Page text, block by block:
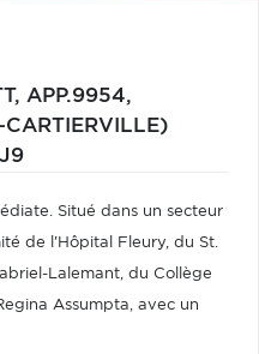
APP.9954,
CARTIERVILLE)
Situé dans un secteur
de l'Hôpital Fleury, du St.
Lalemant, du Collège
Assumpta, avec un